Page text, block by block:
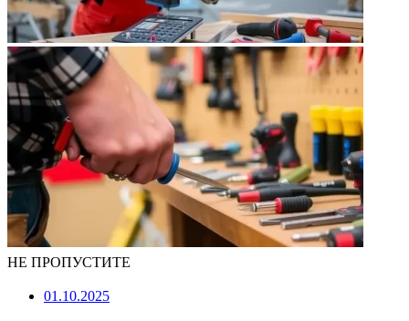
НЕ ПРОПУСТИТЕ
01.10.2025